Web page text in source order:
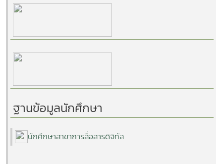
ฐานข้อมูลนักศึกษา
นักศึกษาสาขาการสื่อสารดิจิทัล